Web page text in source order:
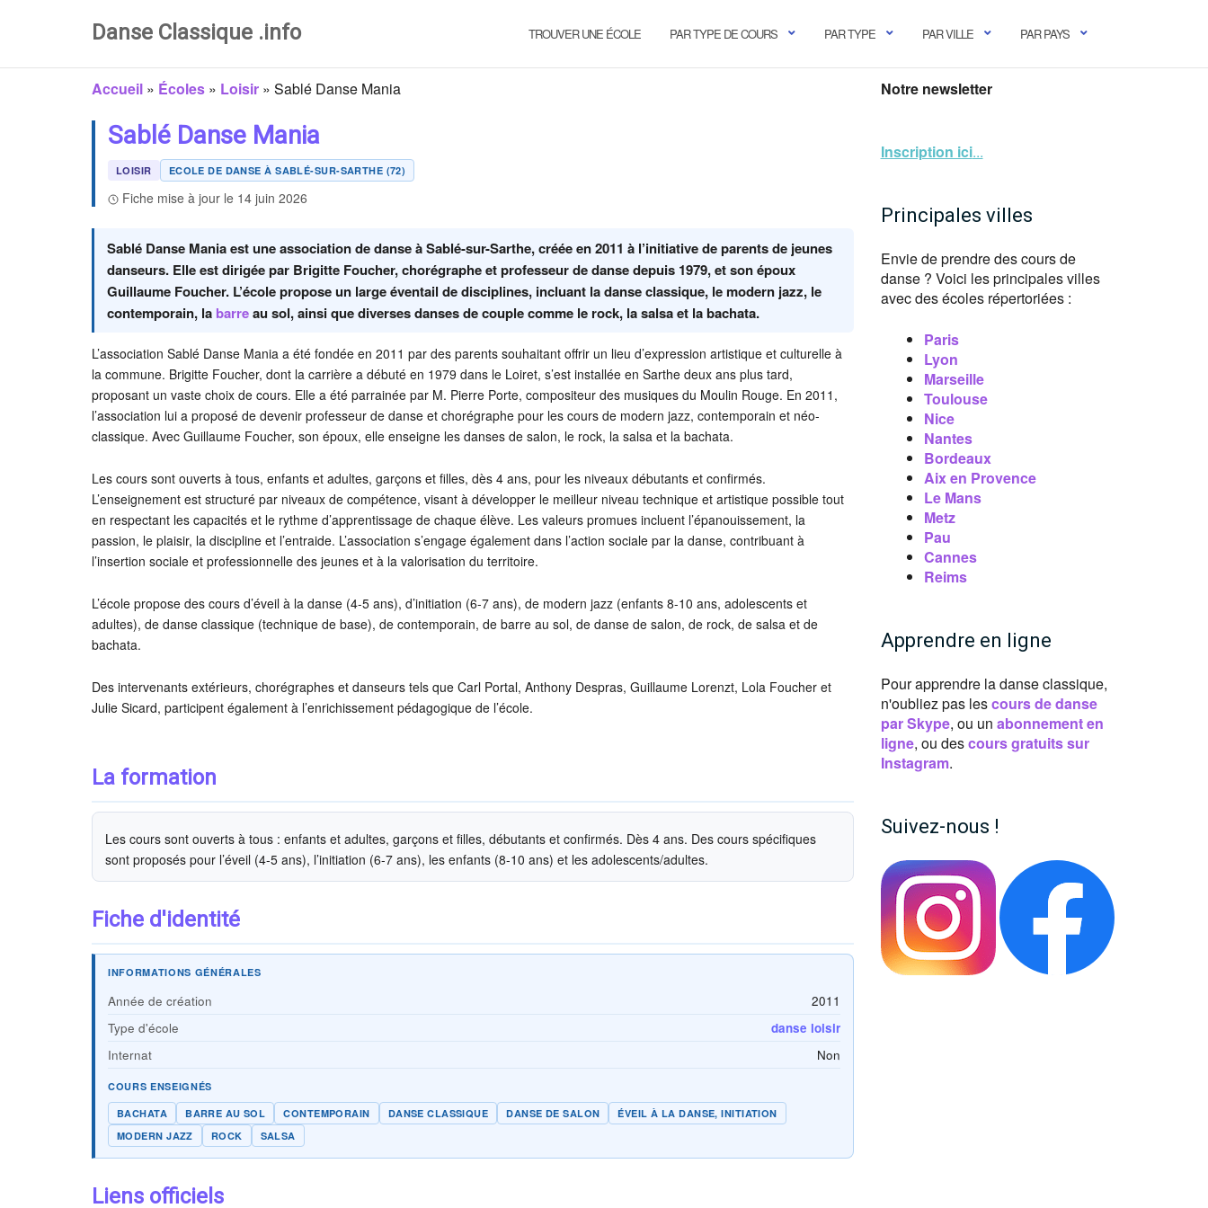
Danse Classique .info TROUVER UNE ÉCOLE PAR TYPE DE COURS PAR TYPE PAR VILLE PAR PAYS
Accueil » Écoles » Loisir » Sablé Danse Mania
Sablé Danse Mania
LOISIR ECOLE DE DANSE À SABLÉ-SUR-SARTHE (72)
Fiche mise à jour le 14 juin 2026
Sablé Danse Mania est une association de danse à Sablé-sur-Sarthe, créée en 2011 à l’initiative de parents de jeunes
danseurs. Elle est dirigée par Brigitte Foucher, chorégraphe et professeur de danse depuis 1979, et son époux
Guillaume Foucher. L’école propose un large éventail de disciplines, incluant la danse classique, le modern jazz, le
contemporain, la barreau sol, ainsi que diverses danses de couple comme le rock, la salsa et la bachata.
L’association Sablé Danse Mania a été fondée en 2011 par des parents souhaitant offrir un lieu d’expression artistique et culturelle à
la commune. Brigitte Foucher, dont la carrière a débuté en 1979 dans le Loiret, s’est installée en Sarthe deux ans plus tard,
proposant un vaste choix de cours. Elle a été parrainée par M. Pierre Porte, compositeur des musiques du Moulin Rouge. En 2011,
l’association lui a proposé de devenir professeur de danse et chorégraphe pour les cours de modern jazz, contemporain et néo-
classique. Avec Guillaume Foucher, son époux, elle enseigne les danses de salon, le rock, la salsa et la bachata.
Les cours sont ouverts à tous, enfants et adultes, garçons et filles, dès 4 ans, pour les niveaux débutants et confirmés.
L’enseignement est structuré par niveaux de compétence, visant à développer le meilleur niveau technique et artistique possible tout
en respectant les capacités et le rythme d’apprentissage de chaque élève. Les valeurs promues incluent l’épanouissement, la
passion, le plaisir, la discipline et l’entraide. L’association s’engage également dans l’action sociale par la danse, contribuant à
l’insertion sociale et professionnelle des jeunes et à la valorisation du territoire.
L’école propose des cours d’éveil à la danse (4-5 ans), d’initiation (6-7 ans), de modern jazz (enfants 8-10 ans, adolescents et
adultes), de danse classique (technique de base), de contemporain, de barre au sol, de danse de salon, de rock, de salsa et de
bachata.
Des intervenants extérieurs, chorégraphes et danseurs tels que Carl Portal, Anthony Despras, Guillaume Lorenzt, Lola Foucher et
Julie Sicard, participent également à l’enrichissement pédagogique de l’école.
La formation
Les cours sont ouverts à tous : enfants et adultes, garçons et filles, débutants et confirmés. Dès 4 ans. Des cours spécifiques
sont proposés pour l’éveil (4-5 ans), l’initiation (6-7 ans), les enfants (8-10 ans) et les adolescents/adultes.
Fiche d'identité
INFORMATIONS GÉNÉRALES
Année de création
2011
Type d'école
danse loisir
Internat
Non
COURS ENSEIGNÉS
BACHATA
BARRE AU SOL CONTEMPORAIN DANSE CLASSIQUE DANSE DE SALON
ÉVEIL À LA DANSE, INITIATION
MODERN JAZZ
ROCK SALSA
Liens officiels
Notre newsletter
Inscription ici...
Principales villes
Envie de prendre des cours de
danse ? Voici les principales villes
avec des écoles répertoriées :
Paris
Lyon
Marseille
Toulouse
Nice
Nantes
Bordeaux
Aix en Provence
Le Mans
Metz
Pau
Cannes
Reims
Apprendre en ligne
Pour apprendre la danse classique,
n'oubliez pas lescours de danse
par Skype, ou un abonnement en
ligne, ou descours gratuits sur
Instagram.
Suivez-nous !